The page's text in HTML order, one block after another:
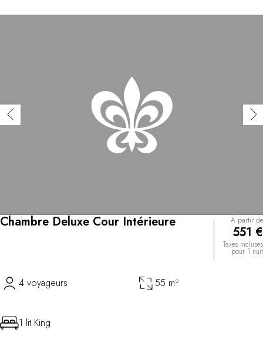
Chambre Deluxe Cour Intérieure À partir de
551 €
Taxes incluses
pour 1 nuit
4 voyageurs 55 m²
1 lit King